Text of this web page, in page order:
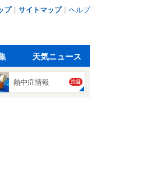
プ｜ サイトマップ｜ ヘルプ
天気ニュース
熱中症情報 注目